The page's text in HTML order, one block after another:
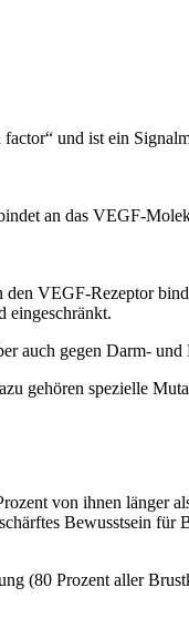
und ist ein
an das VEGF-
VEGF-Rezeptor
eingeschränkt.
auch gegen Darm- und
gehören spezielle
von ihnen länger
Bewusstsein für
(80 Prozent aller